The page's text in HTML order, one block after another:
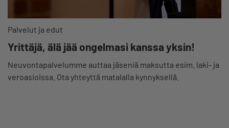
Palvelut ja edut
Yrittäjä, älä jää ongelmasi kanssa yksin!
Neuvontapalvelumme auttaa jäseniä maksutta esim. laki- ja
veroasioissa. Ota yhteyttä matalalla kynnyksellä.